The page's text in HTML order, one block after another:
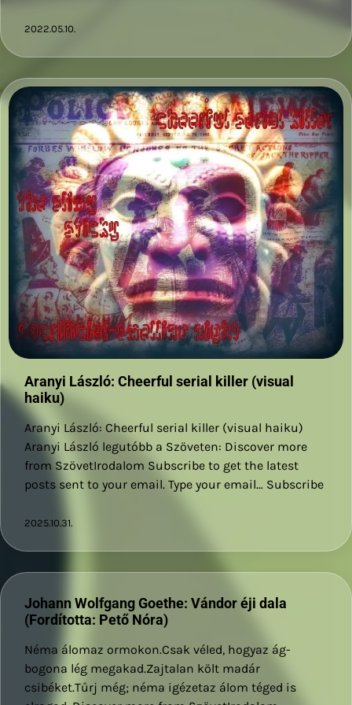
2022.05.10.
Aranyi László: Cheerful serial killer (visual
haiku)
Aranyi László: Cheerful serial killer (visual haiku)
Aranyi László legutóbb a Szöveten: Discover more
from SzövetIrodalom Subscribe to get the latest
posts sent to your email. Type your email… Subscribe
2025.10.31.
Johann Wolfgang Goethe: Vándor éji dala
(Fordította: Pető Nóra)
Néma álomaz ormokon.Csak véled, hogyaz ág-
bogona lég megakad.Zajtalan költ madár
csibéket.Tűrj még; néma igézetaz álom téged is